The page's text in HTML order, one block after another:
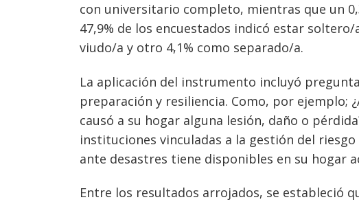
con universitario completo, mientras que un
47,9% de los encuestados indicó estar
viudo/a y otro 4,1% como separado/a.
La aplicación del instrumento incluyó
preparación y resiliencia. Como, por ejemplo;
causó a su hogar alguna lesión, daño o
instituciones vinculadas a la gestión del
ante desastres tiene disponibles en su hogar
Entre los resultados arrojados, se estableció